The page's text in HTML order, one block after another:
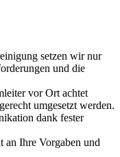
setzen wir nur
und die
vor Ort achtet
umgesetzt werden.
dank fester
an Ihre Vorgaben und